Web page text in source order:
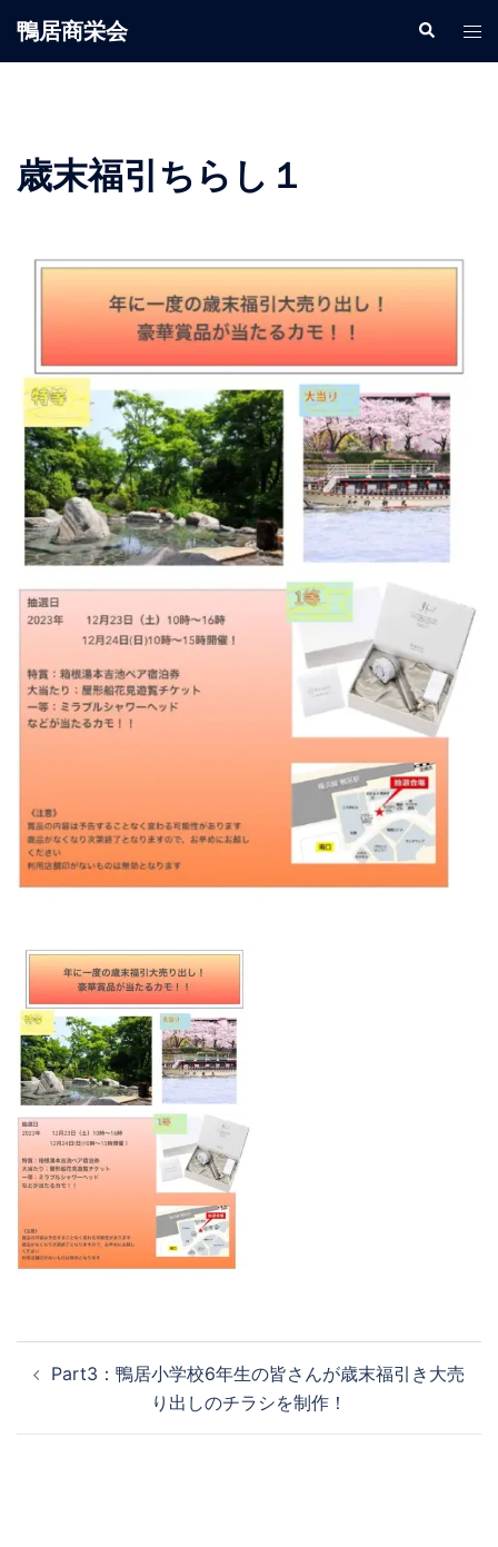
鴨居商栄会
歳末福引ちらし１
Part3：鴨居小学校6年生の皆さんが歳末福引き大売
り出しのチラシを制作！